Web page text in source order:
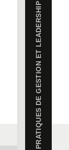
PRATIQUES DE GESTION ET LEADERSHIP